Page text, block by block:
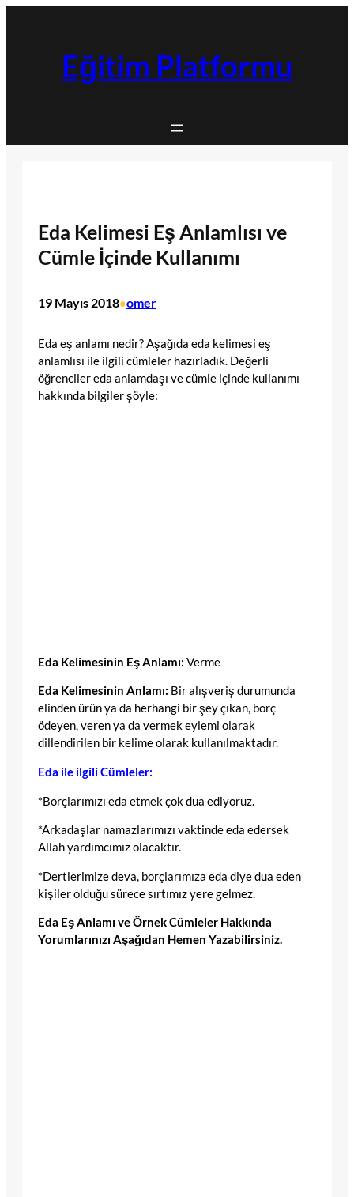
Eğitim Platformu
Eda Kelimesi Eş Anlamlısı ve
Cümle İçinde Kullanımı
19 Mayıs 2018•omer
Eda eş anlamı nedir? Aşağıda eda kelimesi eş
anlamlısı ile ilgili cümleler hazırladık. Değerli
öğrenciler eda anlamdaşı ve cümle içinde kullanımı
hakkında bilgiler şöyle:
Eda Kelimesinin Eş Anlamı: Verme
Eda Kelimesinin Anlamı: Bir alışveriş durumunda
elinden ürün ya da herhangi bir şey çıkan, borç
ödeyen, veren ya da vermek eylemi olarak
dillendirilen bir kelime olarak kullanılmaktadır.
Eda ile ilgili Cümleler:
*Borçlarımızı eda etmek çok dua ediyoruz.
*Arkadaşlar namazlarımızı vaktinde eda edersek
Allah yardımcımız olacaktır.
*Dertlerimize deva, borçlarımıza eda diye dua eden
kişiler olduğu sürece sırtımız yere gelmez.
Eda Eş Anlamı ve Örnek Cümleler Hakkında
Yorumlarınızı Aşağıdan Hemen Yazabilirsiniz.